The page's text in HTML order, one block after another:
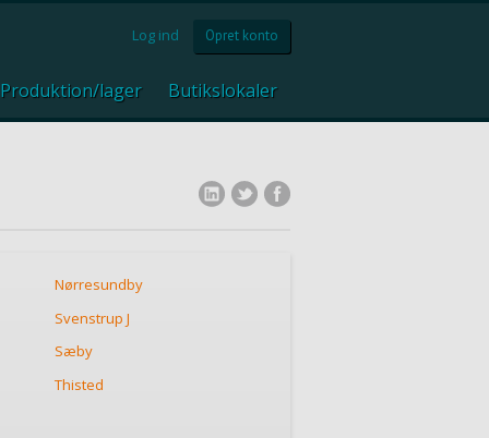
Log ind Opret konto
Produktion/lager Butikslokaler
Nørresundby
Svenstrup J
Sæby
Thisted